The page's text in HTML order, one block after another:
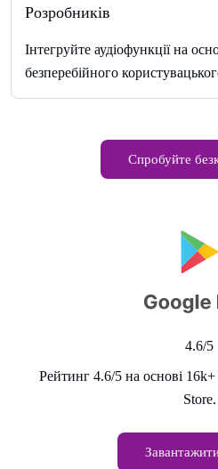
Розробників
Інтегруйте аудіофункції на
безперебійного
Спробуйте
4.6/5
Рейтинг 4.6/5 на основі 16k+
Store.